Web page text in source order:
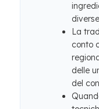
La
conto
delle
del